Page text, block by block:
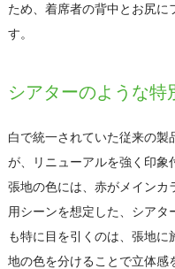
ため、着席者の背中とお尻に
す。
シアターのような特
白で統一されていた従来の製
が、リニューアルを強く印象
張地の色には、赤がメインカ
用シーンを想定した、シア
も特に目を引くのは、張地
地の色を分けることで立体感